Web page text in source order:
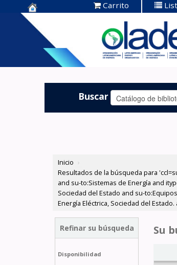
Centro de
Documentación
OLADE -
Carrito
Buscar
Inicio ›
Resultados de la búsqueda para
and su-to:Sistemas de Energía and
Sociedad del Estado and su-
Energía Eléctrica, Sociedad del
Refinar su búsqueda
Disponibilidad
Su